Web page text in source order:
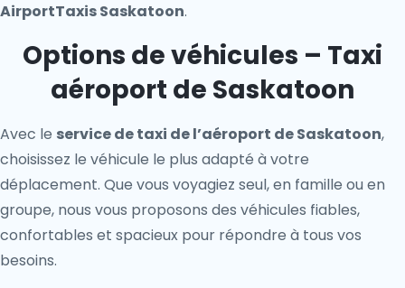
AirportTaxis Saskatoon.
Options de véhicules – Taxi
aéroport de Saskatoon
Avec le service de taxi de l’aéroport de Saskatoon,
choisissez le véhicule le plus adapté à votre
déplacement. Que vous voyagiez seul, en famille ou en
groupe, nous vous proposons des véhicules fiables,
confortables et spacieux pour répondre à tous vos
besoins.